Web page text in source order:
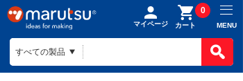
マイページ カート
0
MENU